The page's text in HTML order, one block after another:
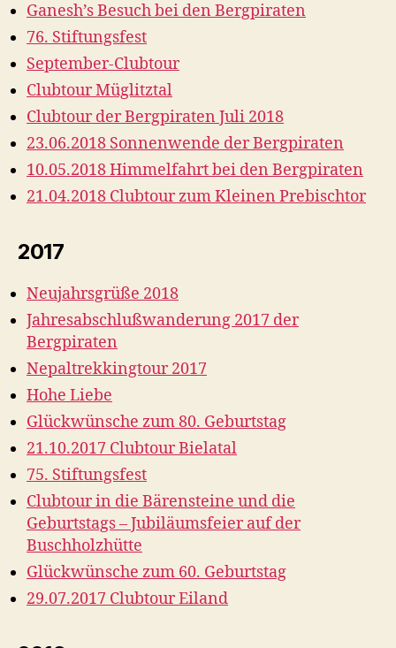
Ganesh’s Besuch bei den Bergpiraten
76. Stiftungsfest
September-Clubtour
Clubtour Müglitztal
Clubtour der Bergpiraten Juli 2018
23.06.2018 Sonnenwende der Bergpiraten
10.05.2018 Himmelfahrt bei den Bergpiraten
21.04.2018 Clubtour zum Kleinen Prebischtor
2017
Neujahrsgrüße 2018
Jahresabschlußwanderung 2017 der
Bergpiraten
Nepaltrekkingtour 2017
Hohe Liebe
Glückwünsche zum 80. Geburtstag
21.10.2017 Clubtour Bielatal
75. Stiftungsfest
Clubtour in die Bärensteine und die
Geburtstags – Jubiläumsfeier auf der
Buschholzhütte
Glückwünsche zum 60. Geburtstag
29.07.2017 Clubtour Eiland